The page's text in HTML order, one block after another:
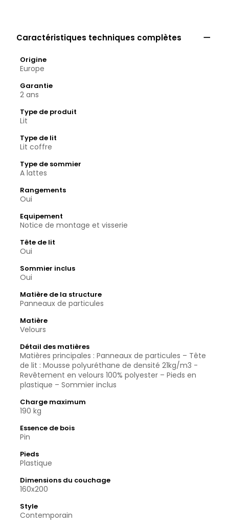
Caractéristiques techniques complètes 
Origine
Europe
Garantie
2 ans
Type de produit
Lit
Type de lit
Lit coffre
Type de sommier
A lattes
Rangements
Oui
Equipement
Notice de montage et visserie
Tête de lit
Oui
Sommier inclus
Oui
Matière de la structure
Panneaux de particules
Matière
Velours
Détail des matières
Matières principales : Panneaux de particules – Tête
de lit : Mousse polyuréthane de densité 21kg/m3 -
Revêtement en velours 100% polyester – Pieds en
plastique – Sommier inclus
Charge maximum
190 kg
Essence de bois
Pin
Pieds
Plastique
Dimensions du couchage
160x200
Style
Contemporain